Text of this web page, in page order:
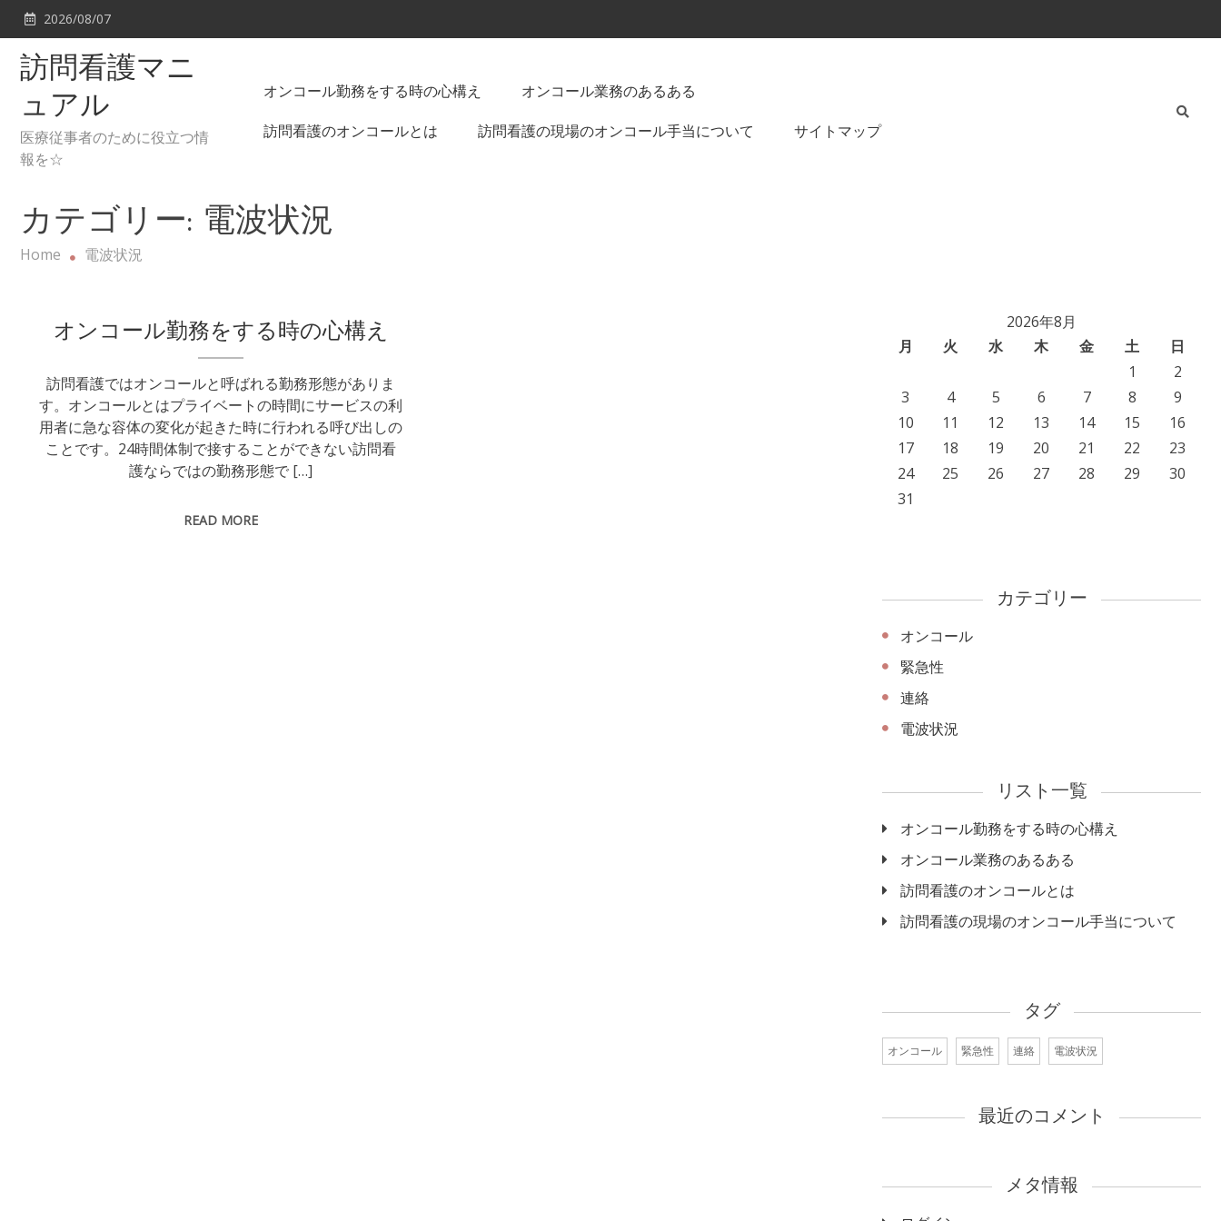
Skip
content
2026/08/07
訪問看護マニ
ュアル
医療従事者のために役立つ情
報を☆
オンコール勤務をする時の心構え
オンコール業務のあるある
訪問看護のオンコールとは
訪問看護の現場のオンコール手当について サイトマップ
カテゴリー: 電波状況
Home 電波状況
オンコール勤務をする時の心構え
訪問看護ではオンコールと呼ばれる勤務形態がありま
す。オンコールとはプライベートの時間にサービスの利
用者に急な容体の変化が起きた時に行われる呼び出しの
ことです。24時間体制で接することができない訪問看
護ならではの勤務形態で […]
READ MORE
2026年8月
月
火 水 木 金 土
日
1
2
3
4 5 6 7 8
9
10
11 12 13 14 15
16
17
18 19 20 21 22
23
24
25 26 27 28 29
30
31
カテゴリー
オンコール
緊急性
連絡
電波状況
リスト一覧
オンコール勤務をする時の心構え
オンコール業務のあるある
訪問看護のオンコールとは
訪問看護の現場のオンコール手当について
タグ
オンコール 緊急性 連絡 電波状況
最近のコメント
メタ情報